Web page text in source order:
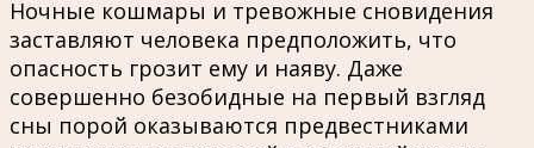
Ночные кошмары и тревожные сновидения
заставляют человека предположить, что
опасность грозит ему и наяву. Даже
совершенно безобидные на первый взгляд
сны порой оказываются предвестниками